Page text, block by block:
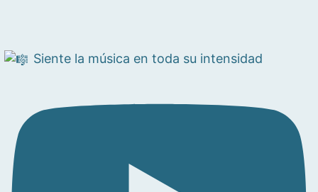
Siente la música en toda su intensidad